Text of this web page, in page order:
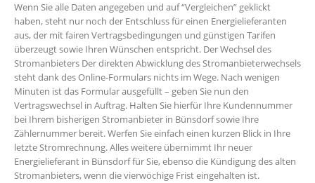
Wenn Sie alle Daten angegeben und auf “Vergleichen” geklickt
haben, steht nur noch der Entschluss für einen Energielieferanten
aus, der mit fairen Vertragsbedingungen und günstigen Tarifen
überzeugt sowie Ihren Wünschen entspricht. Der Wechsel des
Stromanbieters Der direkten Abwicklung des Stromanbieterwechsels
steht dank des Online-Formulars nichts im Wege. Nach wenigen
Minuten ist das Formular ausgefüllt – geben Sie nun den
Vertragswechsel in Auftrag. Halten Sie hierfür Ihre Kundennummer
bei Ihrem bisherigen Stromanbieter in Bünsdorf sowie Ihre
Zählernummer bereit. Werfen Sie einfach einen kurzen Blick in Ihre
letzte Stromrechnung. Alles weitere übernimmt Ihr neuer
Energielieferant in Bünsdorf für Sie, ebenso die Kündigung des alten
Stromanbieters, wenn die vierwöchige Frist eingehalten ist.